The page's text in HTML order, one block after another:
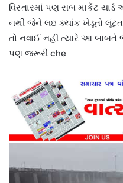
વિસ્તારમાં પણ સબ માર્કેટ
નથી જેને લઇ ક્યાંક ખેડૂતો
તો નવાઈ નહીં ત્યારે આ બાબતે
પણ જરૂરી che